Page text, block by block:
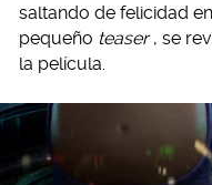
saltando de felicidad
pequeño teaser , se
la película.